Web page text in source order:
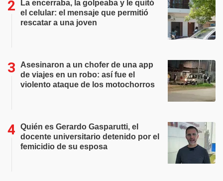
La encerraba, la golpeaba y le quitó
el celular: el mensaje que permitió
rescatar a una joven
Asesinaron a un chofer de una app
de viajes en un robo: así fue el
violento ataque de los motochorros
Quién es Gerardo Gasparutti, el
docente universitario detenido por el
femicidio de su esposa